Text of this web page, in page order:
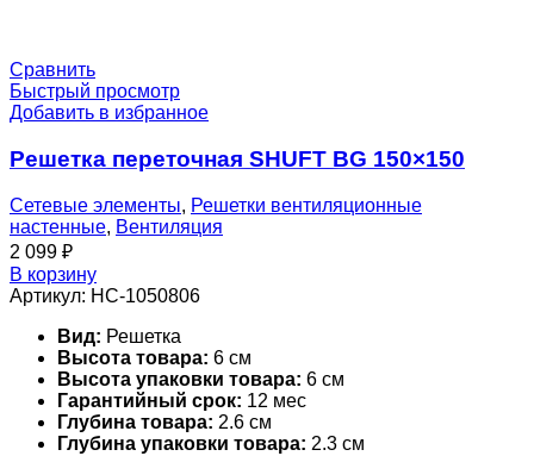
Сравнить
Быстрый просмотр
Добавить в избранное
Решетка переточная SHUFT BG 150×150
Сетевые элементы, Решетки вентиляционные
настенные, Вентиляция
2 099 ₽
В корзину
Артикул: НС-1050806
Вид: Решетка
Высота товара: 6 см
Высота упаковки товара: 6 см
Гарантийный срок: 12 мес
Глубина товара: 2.6 см
Глубина упаковки товара: 2.3 см